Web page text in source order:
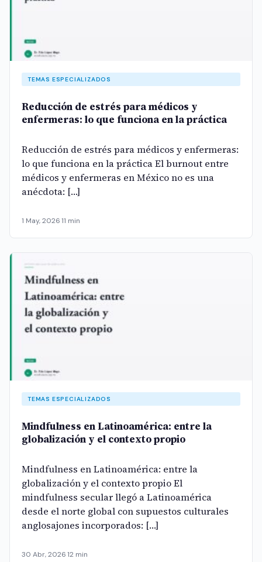
TEMAS ESPECIALIZADOS
Reducción de estrés para médicos y
enfermeras: lo que funciona en la práctica
Reducción de estrés para médicos y enfermeras:
lo que funciona en la práctica El burnout entre
médicos y enfermeras en México no es una
anécdota: […]
1 May, 202611 min
TEMAS ESPECIALIZADOS
Mindfulness en Latinoamérica: entre la
globalización y el contexto propio
Mindfulness en Latinoamérica: entre la
globalización y el contexto propio El
mindfulness secular llegó a Latinoamérica
desde el norte global con supuestos culturales
anglosajones incorporados: […]
30 Abr, 202612 min